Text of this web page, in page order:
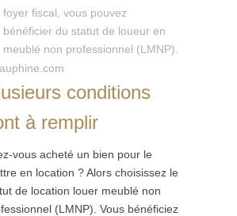
foyer fiscal, vous pouvez
bénéficier du statut de loueur en
meublé non professionnel (LMNP).
conditions
à remplir
vous acheté un bien pour le
en location ? Alors choisissez le
de location louer meublé non
(LMNP). Vous bénéficiez